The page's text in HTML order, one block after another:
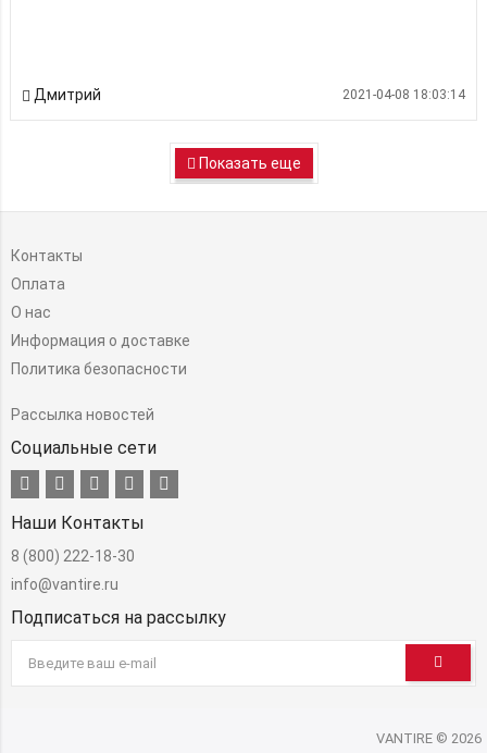
Дмитрий 2021-04-08 18:03:14
Показать еще
Контакты
Оплата
О нас
Информация о доставке
Политика безопасности
Рассылка новостей
Социальные сети
Наши Контакты
8 (800) 222-18-30
info@vantire.ru
Подписаться на рассылку
VANTIRE © 2026